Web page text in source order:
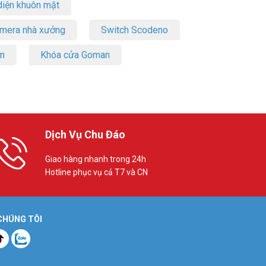
khuôn mặt
nhà xưởng Switch Scodeno
Khóa cửa Goman
Dịch Vụ Chu Đáo
Giao hàng nhanh trong 24h
Hotline phục vụ cả T7 và CN
TÔI